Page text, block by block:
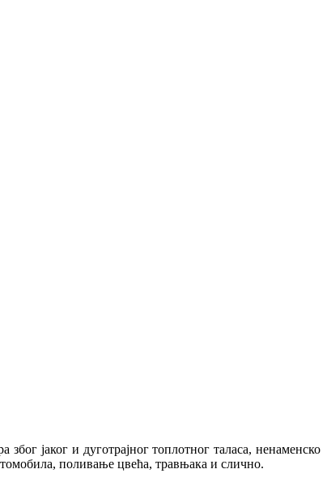
јаког и дуготрајног топлотног таласа, ненаменско
поливање цвећа, травњака и слично.